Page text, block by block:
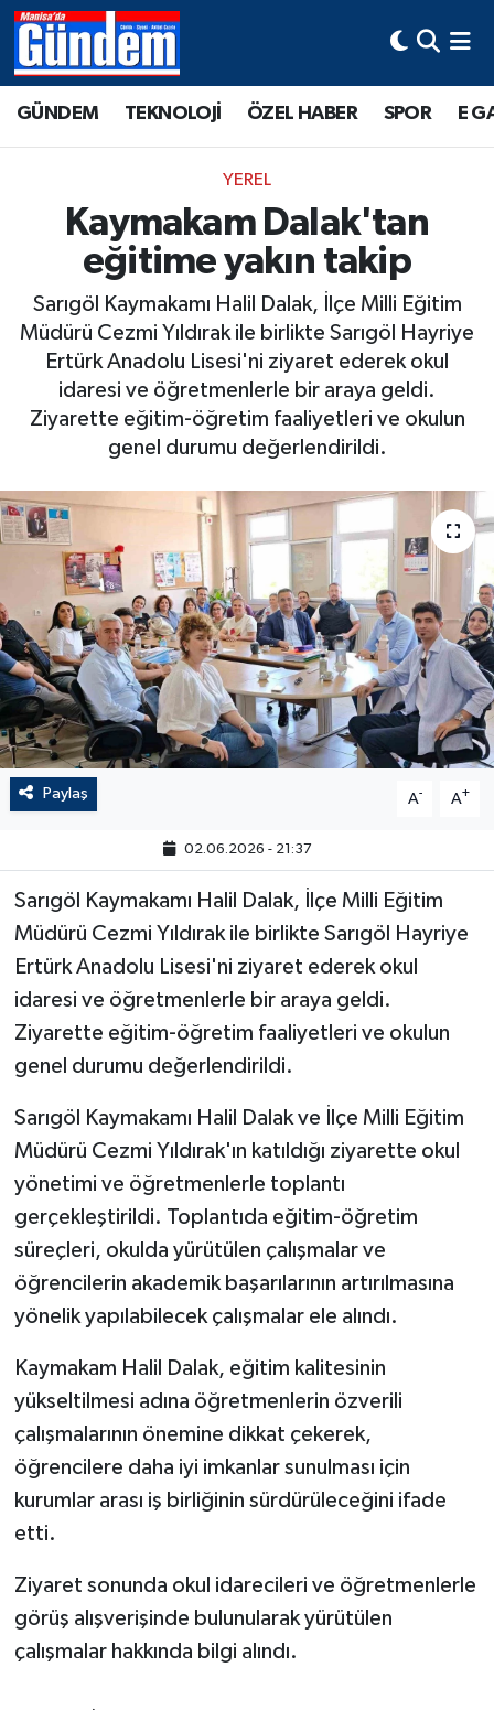
GÜNDEM TEKNOLOJİ ÖZEL HABER SPOR E
YEREL
Kaymakam Dalak'tan
eğitime yakın takip
Sarıgöl Kaymakamı Halil Dalak, İlçe Milli Eğitim
Müdürü Cezmi Yıldırak ile birlikte Sarıgöl Hayriye
Ertürk Anadolu Lisesi'ni ziyaret ederek okul
idaresi ve öğretmenlerle bir araya geldi.
Ziyarette eğitim-öğretim faaliyetleri ve okulun
genel durumu değerlendirildi.
Paylaş A- A+
02.06.2026 - 21:37
Sarıgöl Kaymakamı Halil Dalak, İlçe Milli Eğitim
Müdürü Cezmi Yıldırak ile birlikte Sarıgöl Hayriye
Ertürk Anadolu Lisesi'ni ziyaret ederek okul
idaresi ve öğretmenlerle bir araya geldi.
Ziyarette eğitim-öğretim faaliyetleri ve okulun
genel durumu değerlendirildi.
Sarıgöl Kaymakamı Halil Dalak ve İlçe Milli Eğitim
Müdürü Cezmi Yıldırak'ın katıldığı ziyarette okul
yönetimi ve öğretmenlerle toplantı
gerçekleştirildi. Toplantıda eğitim-öğretim
süreçleri, okulda yürütülen çalışmalar ve
öğrencilerin akademik başarılarının artırılmasına
yönelik yapılabilecek çalışmalar ele alındı.
Kaymakam Halil Dalak, eğitim kalitesinin
yükseltilmesi adına öğretmenlerin özverili
çalışmalarının önemine dikkat çekerek,
öğrencilere daha iyi imkanlar sunulması için
kurumlar arası iş birliğinin sürdürüleceğini ifade
etti.
Ziyaret sonunda okul idarecileri ve öğretmenlerle
görüş alışverişinde bulunularak yürütülen
çalışmalar hakkında bilgi alındı.
Manisa Hava Durumu
Tüm Manşetler
Son Dakika Haberleri
Haber Arşivi